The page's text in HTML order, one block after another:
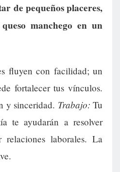
de pequeños placeres,
manchego en un
fluyen con facilidad; un
fortalecer tus vínculos.
y sinceridad. Trabajo: Tu
te ayudarán a resolver
laborales. La